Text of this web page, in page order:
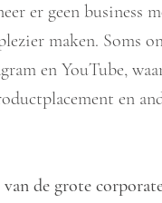
er geen business
maken. Soms
en YouTube,
en
de grote